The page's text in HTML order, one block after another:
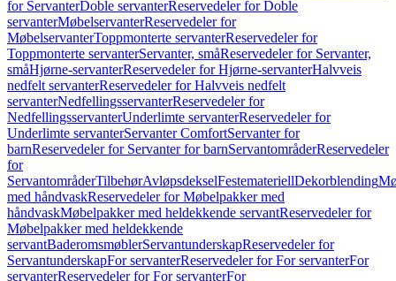
for ServanterDoble servanterReservedeler for Doble
servanterMøbelservanterReservedeler for
MøbelservanterToppmonterte servanterReservedeler for
Toppmonterte servanterServanter, småReservedeler for Servanter,
småHjørne-servanterReservedeler for Hjørne-servanterHalvveis
nedfelt servanterReservedeler for Halvveis nedfelt
servanterNedfellingsservanterReservedeler for
NedfellingsservanterUnderlimte servanterReservedeler for
Underlimte servanterServanter ComfortServanter for
barnReservedeler for Servanter for barnServantområderReservedeler
for
ServantområderTilbehørAvløpsdekselFestemateriellDekorblending
med håndvaskReservedeler for Møbelpakker med
håndvaskMøbelpakker med heldekkende servantReservedeler for
Møbelpakker med heldekkende
servantBaderomsmøblerServantunderskapReservedeler for
ServantunderskapFor servanterReservedeler for For servanterFor
servanterReservedeler for For servanterFor